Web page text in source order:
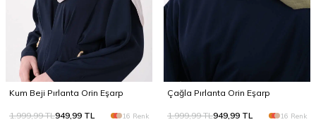
Kum Beji Pırlanta Orin Eşarp
1.999,99TL949,99 TL 16 Renk
Çağla Pırlanta Orin Eşarp
1.999,99TL949,99 TL 16 Renk